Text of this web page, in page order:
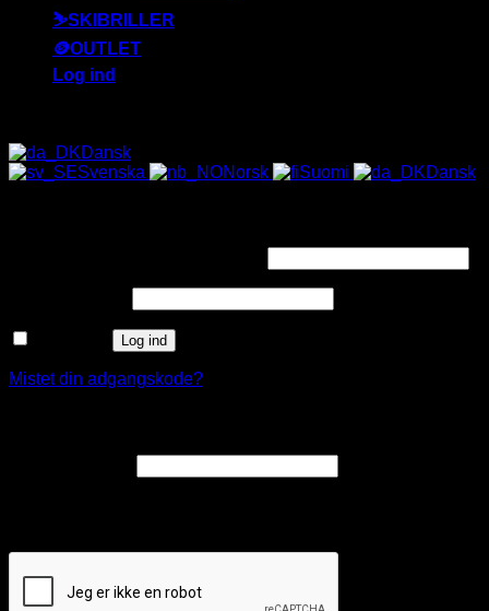
⛷️SKIBRILLER
🪙OUTLET
Log ind
Dansk
Svenska
Norsk Suomi Dansk
Log ind
Mistet din adgangskode?